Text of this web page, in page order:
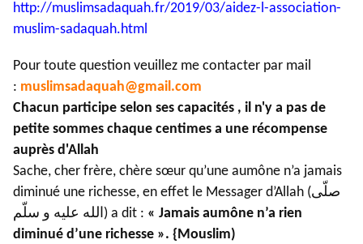
http://muslimsadaquah.fr/2019/03/aidez-l-association-
muslim-sadaquah.html
Pour toute question veuillez me contacter par mail
: muslimsadaquah@gmail.com
Chacun participe selon ses capacités , il n'y a pas de
petite sommes chaque centimes a une récompense
auprès d'Allah
Sache, cher frère, chère sœur qu’une aumône n’a jamais
diminué une richesse, en effet le Messager d’Allah (صلّى
الله عليه و سلّم) a dit : « Jamais aumône n’a rien
diminué d’une richesse ». {Mouslim)